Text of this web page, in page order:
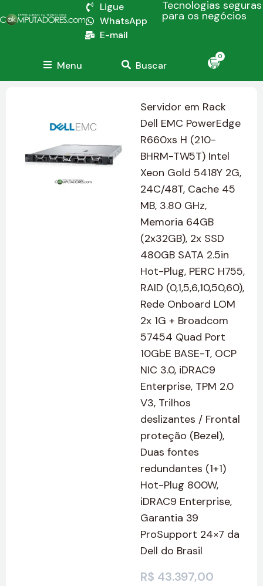
Ligue
WhatsApp
E-mail
Tecnologias seguras
para os negócios
Menu Buscar
0
Servidor em Rack
Dell EMC PowerEdge
R660xs H (210-
BHRM-TW5T) Intel
Xeon Gold 5418Y 2G,
24C/48T, Cache 45
MB, 3.80 GHz,
Memoria 64GB
(2x32GB), 2x SSD
480GB SATA 2.5in
Hot-Plug, PERC H755,
RAID (0,1,5,6,10,50,60),
Rede Onboard LOM
2x 1G + Broadcom
57454 Quad Port
10GbE BASE-T, OCP
NIC 3.0, iDRAC9
Enterprise, TPM 2.0
V3, Trilhos
deslizantes / Frontal
proteção (Bezel),
Duas fontes
redundantes (1+1)
Hot-Plug 800W,
iDRAC9 Enterprise,
Garantia 39
ProSupport 24×7 da
Dell do Brasil
R$ 43.397,00